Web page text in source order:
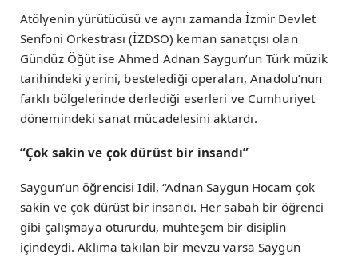
Atölyenin yürütücüsü ve aynı zamanda İzmir Devlet
Senfoni Orkestrası (İZDSO) keman sanatçısı olan
Gündüz Öğüt ise Ahmed Adnan Saygun’un Türk müzik
tarihindeki yerini, bestelediği operaları, Anadolu’nun
farklı bölgelerinde derlediği eserleri ve Cumhuriyet
dönemindeki sanat mücadelesini aktardı.
“Çok sakin ve çok dürüst bir insandı”
Saygun’un öğrencisi İdil, “Adnan Saygun Hocam çok
sakin ve çok dürüst bir insandı. Her sabah bir öğrenci
gibi çalışmaya otururdu, muhteşem bir disiplin
içindeydi. Aklıma takılan bir mevzu varsa Saygun